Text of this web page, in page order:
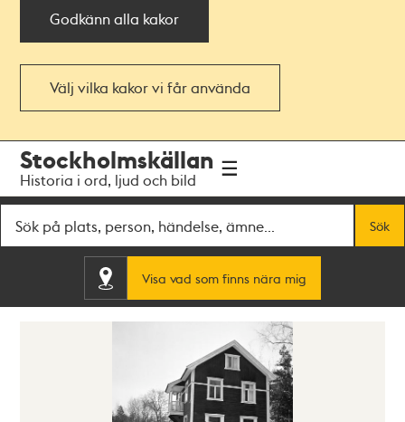
Godkänn alla kakor
Välj vilka kakor vi får använda
navigationen
huvudinnehållet
Stockholmskällan
Historia i ord, ljud och bild
Sök
Visa vad som finns nära mig